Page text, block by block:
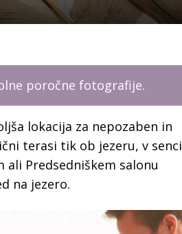
poročne fotografije.
lokacija za nepozaben in
terasi tik ob jezeru, v senci
ali Predsedniškem salonu
na jezero.